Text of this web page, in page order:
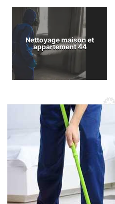
Nettoyage maison et
appartement 44